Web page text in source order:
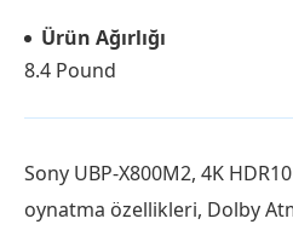
Ürün Ağırlığı
8.4 Pound
Sony UBP-X800M2, 4K
oynatma özellikleri, Dolby